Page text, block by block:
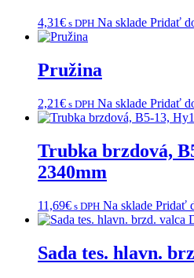
4,31€ s DPH Na sklade Pridať
Pružina
2,21€ s DPH Na sklade Pridať
Trubka brzdová,
2340mm
11,69€ s DPH Na sklade Pridať
Sada tes. hlavn.